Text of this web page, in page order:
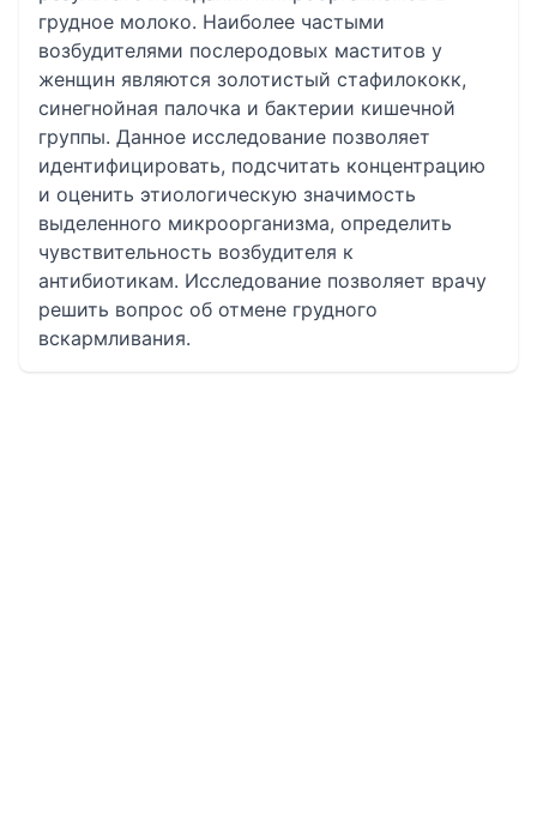
грудное молоко. Наиболее частыми
возбудителями послеродовых маститов у
женщин являются золотистый стафилококк,
синегнойная палочка и бактерии кишечной
группы. Данное исследование позволяет
идентифицировать, подсчитать концентрацию
и оценить этиологическую значимость
выделенного микроорганизма, определить
чувствительность возбудителя к
антибиотикам. Исследование позволяет врачу
решить вопрос об отмене грудного
вскармливания.